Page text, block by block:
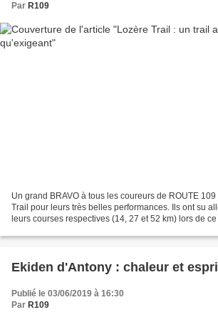
Par R109
Un grand BRAVO à tous les coureurs de ROUTE
Trail pour leurs très belles performances. Ils ont su
leurs courses respectives (14, 27 et 52 km) lors de
Ekiden d'Antony : chaleur et
Publié le 03/06/2019 à 16:30
Par R109